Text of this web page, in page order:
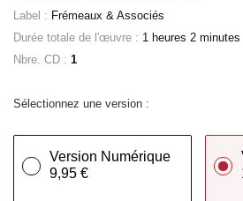
Label : Frémeaux & Associés
Durée totale de l'œuvre : 1 heures 2 minutes
Nbre. CD : 1
Sélectionnez une version :
Version Numérique
9,95 €